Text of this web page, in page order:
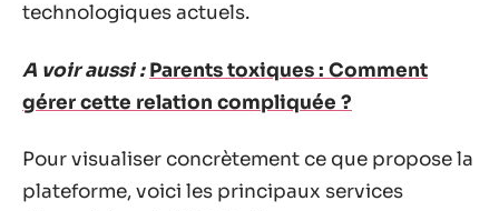
technologiques actuels.
A voir aussi : Parents toxiques : Comment
gérer cette relation compliquée ?
Pour visualiser concrètement ce que propose la
plateforme, voici les principaux services